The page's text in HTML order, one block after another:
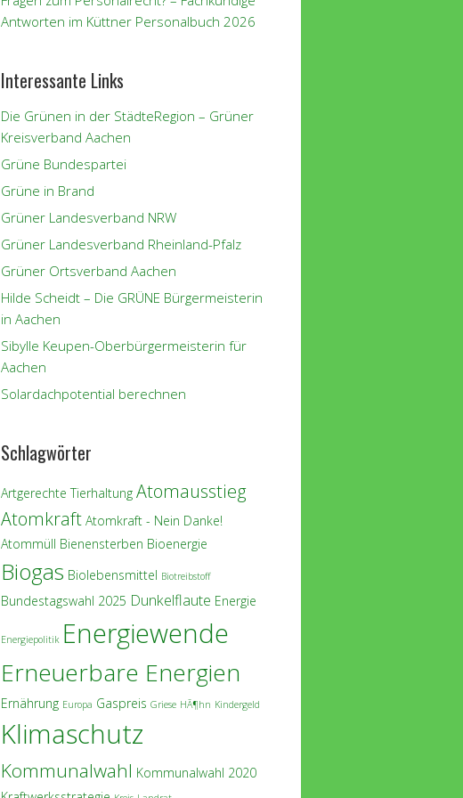
Antworten im Küttner Personalbuch 2026
Interessante Links
Die Grünen in der StädteRegion – Grüner
Kreisverband Aachen
Grüne Bundespartei
Grüne in Brand
Grüner Landesverband NRW
Grüner Landesverband Rheinland-Pfalz
Grüner Ortsverband Aachen
Hilde Scheidt – Die GRÜNE Bürgermeisterin
in Aachen
Sibylle Keupen-Oberbürgermeisterin für
Aachen
Solardachpotential berechnen
Schlagwörter
Artgerechte Tierhaltung Atomausstieg
Atomkraft Atomkraft - Nein Danke!
Atommüll Bienensterben Bioenergie
Biogas Biolebensmittel Biotreibstoff
Bundestagswahl 2025 Dunkelflaute Energie
Energiepolitik Energiewende
Erneuerbare Energien
Ernährung Europa Gaspreis Griese HÃ¶hn Kindergeld
Klimaschutz
Kommunalwahl Kommunalwahl 2020